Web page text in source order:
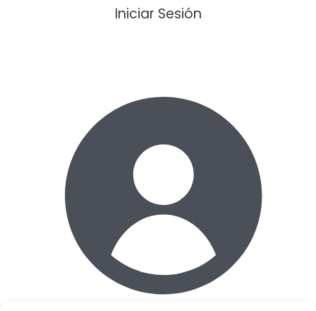
Iniciar Sesión